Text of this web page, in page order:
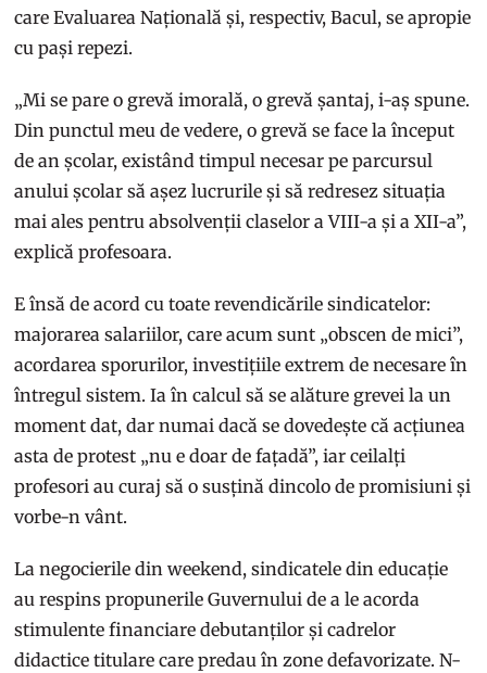
care Evaluarea Națională și, respectiv, Bacul, se apropie
cu pași repezi.
„Mi se pare o grevă imorală, o grevă șantaj, i-aș spune.
Din punctul meu de vedere, o grevă se face la început
de an școlar, existând timpul necesar pe parcursul
anului școlar să așez lucrurile și să redresez situația
mai ales pentru absolvenții claselor a VIII-a și a XII-a”,
explică profesoara.
E însă de acord cu toate revendicările sindicatelor:
majorarea salariilor, care acum sunt „obscen de mici”,
acordarea sporurilor, investițiile extrem de necesare în
întregul sistem. Ia în calcul să se alăture grevei la un
moment dat, dar numai dacă se dovedește că acțiunea
asta de protest „nu e doar de fațadă”, iar ceilalți
profesori au curaj să o susțină dincolo de promisiuni și
vorbe-n vânt.
La negocierile din weekend, sindicatele din educație
au respins propunerile Guvernului de a le acorda
stimulente financiare debutanților și cadrelor
didactice titulare care predau în zone defavorizate. N-